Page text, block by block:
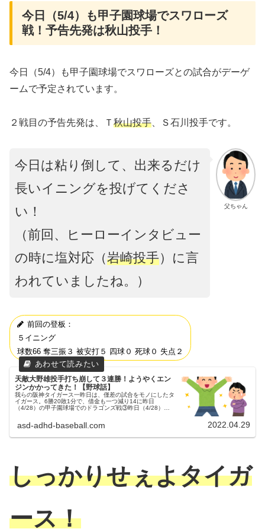
今日（5/4）も甲子園球場でスワローズ
戦！予告先発は秋山投手！
今日（5/4）も甲子園球場でスワローズとの試合がデーゲ
ームで予定されています。
２戦目の予告先発は、Ｔ 秋山投手 、Ｓ石川投手です。
父ちゃん
今日は粘り倒して、出来るだけ
長いイニングを投げてくださ
い！
（前回、ヒーローインタビュー
の時に塩対応（岩崎投手）に言
われていましたね。）
前回の登板：
５イニング
球数66 奪三振３ 被安打５ 四球０ 死球０ 失点２
天敵大野雄投手打ち崩して３連勝！ようやくエン
ジンかかってきた！【野球話】
我らの阪神タイガース一昨日は、僅差の試合をモノにしたタ
イガース。6勝20敗1分で、借金も一つ減り14に昨日
（4/28）の甲子園球場でのドラゴンズ戦③昨日（4/28）
asd-adhd-baseball.com 2022.04.29
しっかりせぇよタイガ
ース！